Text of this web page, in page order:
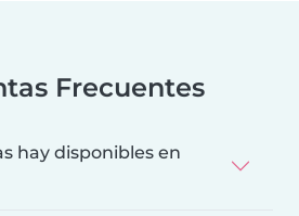
Frecuentes
hay disponibles en